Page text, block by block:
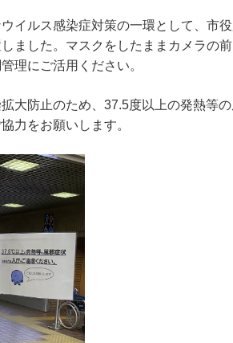
イルス感染症対策の一環として、市
ました。マスクをしたままカメラの
理にご活用ください。
大防止のため、37.5度以上の発熱等
力をお願いします。